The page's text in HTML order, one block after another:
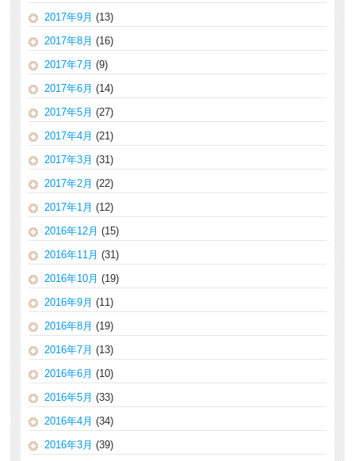
2017年9月 (13)
2017年8月 (16)
2017年7月 (9)
2017年6月 (14)
2017年5月 (27)
2017年4月 (21)
2017年3月 (31)
2017年2月 (22)
2017年1月 (12)
2016年12月 (15)
2016年11月 (31)
2016年10月 (19)
2016年9月 (11)
2016年8月 (19)
2016年7月 (13)
2016年6月 (10)
2016年5月 (33)
2016年4月 (34)
2016年3月 (39)